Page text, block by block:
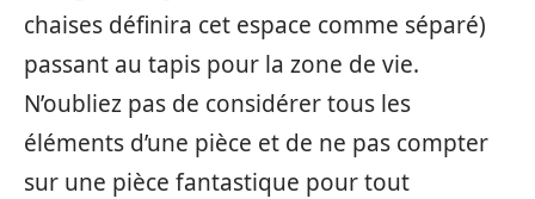
chaises définira cet espace comme séparé)
passant au tapis pour la zone de vie.
N’oubliez pas de considérer tous les
éléments d’une pièce et de ne pas compter
sur une pièce fantastique pour tout